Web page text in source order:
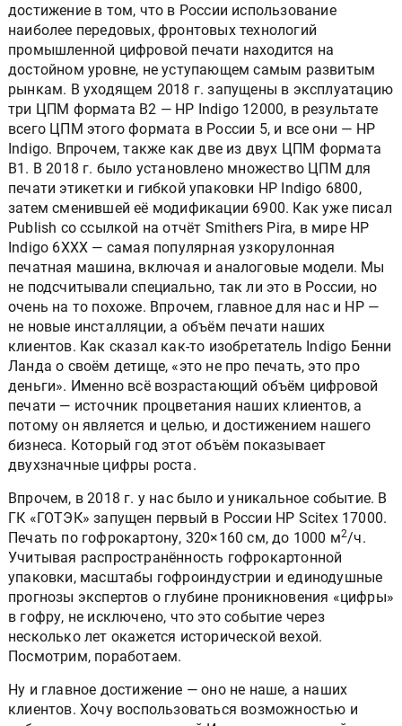
достижение в том, что в России использование
наиболее передовых, фронтовых технологий
промышленной цифровой печати находится на
достойном уровне, не уступающем самым развитым
рынкам. В уходящем 2018 г. запущены в эксплуатацию
три ЦПМ формата B2 — HP Indigo 12000, в результате
всего ЦПМ этого формата в России 5, и все они — HP
Indigo. Впрочем, также как две из двух ЦПМ формата
B1. В 2018 г. было установлено множество ЦПМ для
печати этикетки и гибкой упаковки HP Indigo 6800,
затем сменившей её модификации 6900. Как уже писал
Publish со ссылкой на отчёт Smithers Pira, в мире HP
Indigo 6XXX — самая популярная узкорулонная
печатная машина, включая и аналоговые модели. Мы
не подсчитывали специально, так ли это в России, но
очень на то похоже. Впрочем, главное для нас и HP —
не новые инсталляции, а объём печати наших
клиентов. Как сказал как-то изобретатель Indigo Бенни
Ланда о своём детище, «это не про печать, это про
деньги». Именно всё возрастающий объём цифровой
печати — источник процветания наших клиентов, а
потому он является и целью, и достижением нашего
бизнеса. Который год этот объём показывает
двухзначные цифры роста.
Впрочем, в 2018 г. у нас было и уникальное событие. В
ГК «ГОТЭК» запущен первый в России HP Scitex 17000.
Печать по гофрокартону, 320×160 см, до 1000 м2/ч.
Учитывая распространённость гофрокартонной
упаковки, масштабы гофроиндустрии и единодушные
прогнозы экспертов о глубине проникновения «цифры»
в гофру, не исключено, что это событие через
несколько лет окажется исторической вехой.
Посмотрим, поработаем.
Ну и главное достижение — оно не наше, а наших
клиентов. Хочу воспользоваться возможностью и